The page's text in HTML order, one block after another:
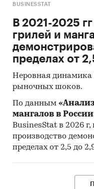
BUSINESSTAT
В 2021-2025
грилей и
пределах от
Неровная динамика
рыночных шоков.
По данным
мангалов в
BusinesStat в 2026 г,
производство
пределах от 2,5 до